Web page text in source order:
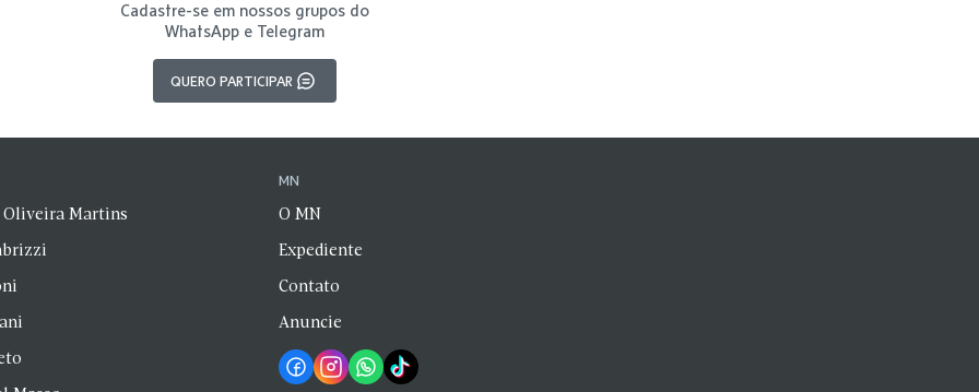
Cadastre-se em nossos grupos do
WhatsApp e Telegram
QUERO PARTICIPAR
Oliveira Martins
MN
O MN
Expediente
Contato
Anuncie